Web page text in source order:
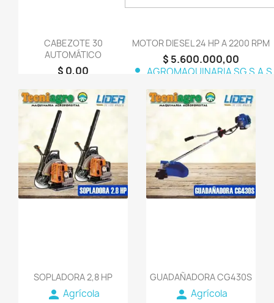
CABEZOTE 30
AUTOMÁTICO
$ 0,00
MOTOR DIESEL 24 HP A 2200 RPM
$ 5.600.000,00
person AGROMAQUINARIA SG S.A.S
SOPLADORA 2,8 HP
person Agrícola
GUADAÑADORA CG430S
person Agrícola
favorite_border